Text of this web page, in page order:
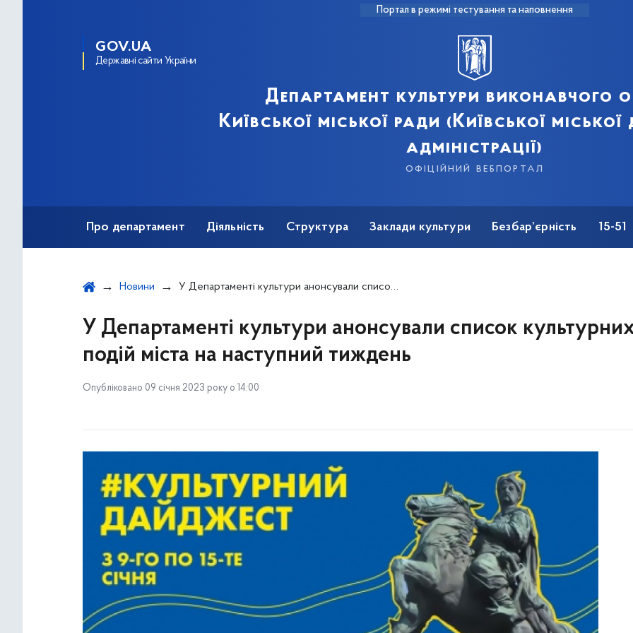
Портал в режимі тестування та наповнення
GOV.UA
Державні сайти України
Департамент культури виконавчого
Київської міської ради (Київської
адміністрації)
офіційний вебпортал
Про департамент Діяльність Структура Заклади культури Безбар’єрність 15-51
Новини У Департаменті культури анонсували список культурних подій міста на наступний тиждень
У Департаменті культури анонсували список
подій міста на наступний тиждень
Опубліковано 09 січня 2023 року о 14:00